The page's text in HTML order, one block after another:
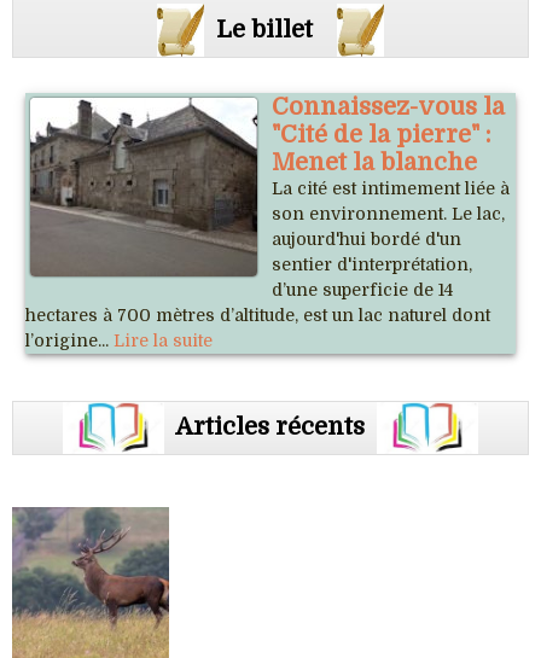
Le billet
Connaissez-vous la
"Cité de la pierre" :
Menet la blanche
La cité est intimement liée à
son environnement. Le lac,
aujourd'hui bordé d'un
sentier d'interprétation,
d’une superficie de 14
hectares à 700 mètres d’altitude, est un lac naturel dont
l’origine... Lire la suite
Articles récents